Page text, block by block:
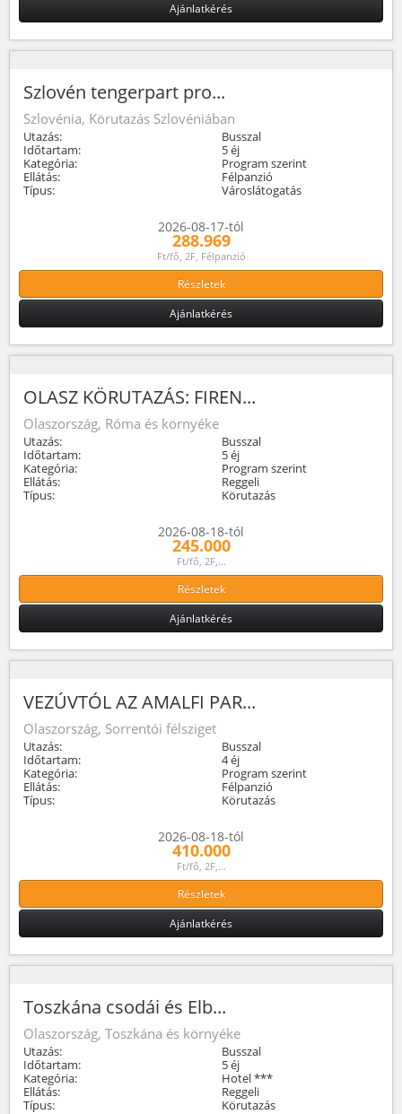
Ajánlatkérés
Szlovén tengerpart pro...
Szlovénia, Körutazás Szlovéniában
Utazás:
Busszal
Időtartam:
5 éj
Kategória:
Program szerint
Ellátás:
Félpanzió
Típus:
Városlátogatás
2026-08-17-tól
288.969
Ft/fő, 2F, Félpanzió
Részletek
Ajánlatkérés
OLASZ KÖRUTAZÁS: FIREN...
Olaszország, Róma és környéke
Utazás:
Busszal
Időtartam:
5 éj
Kategória:
Program szerint
Ellátás:
Reggeli
Típus:
Körutazás
2026-08-18-tól
245.000
Ft/fő, 2F,...
Részletek
Ajánlatkérés
VEZÚVTÓL AZ AMALFI PAR...
Olaszország, Sorrentói félsziget
Utazás:
Busszal
Időtartam:
4 éj
Kategória:
Program szerint
Ellátás:
Félpanzió
Típus:
Körutazás
2026-08-18-tól
410.000
Ft/fő, 2F,...
Részletek
Ajánlatkérés
Toszkána csodái és Elb...
Olaszország, Toszkána és környéke
Utazás:
Busszal
Időtartam:
5 éj
Kategória:
Hotel ***
Ellátás:
Reggeli
Típus:
Körutazás